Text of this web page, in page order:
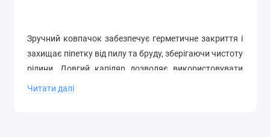
Зручний ковпачок забезпечує герметичне закриття і
захищає піпетку від пилу та бруду, зберігаючи чистоту
рідини. Довгий капіляр дозволяє використовувати
цю піпетку для флаконів об'ємом 50 мл.
Читати далі